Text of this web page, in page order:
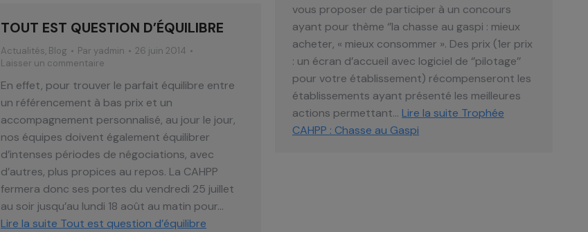
vous proposer de participer à un concours
ayant pour thème ‘’la chasse au gaspi : mieux
acheter, « mieux consommer ». Des prix (1er prix
: un écran d’accueil avec logiciel de ‘’pilotage’’
pour votre établissement) récompenseront les
établissements ayant présenté les meilleures
actions permettant… Lire la suite Trophée
CAHPP : Chasse au Gaspi
TOUT EST QUESTION D’ÉQUILIBRE
Actualités, Blog Par yadmin
26 juin 2014
Laisser un commentaire
En effet, pour trouver le parfait équilibre entre
un référencement à bas prix et un
accompagnement personnalisé, au jour le jour,
nos équipes doivent également équilibrer
d’intenses périodes de négociations, avec
d’autres, plus propices au repos. La CAHPP
fermera donc ses portes du vendredi 25 juillet
au soir jusqu’au lundi 18 août au matin pour…
Lire la suite Tout est question d’équilibre